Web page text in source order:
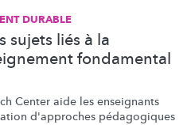
DURABLE
sujets liés à la
fondamental
Center aide les enseignants
d'approches pédagogiques